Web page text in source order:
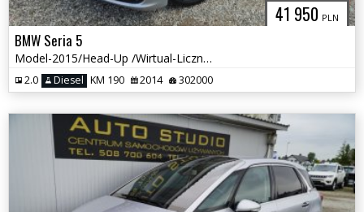
41 950 PLN
BMW Seria 5
Model-2015/Head-Up /Wirtual-Licznik /Duża-Navi+Kamera/Skóra+Pamięć
2.0 Diesel KM 190 2014 302000